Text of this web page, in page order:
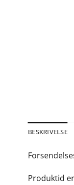
BESKRIVELSE
Produktid er